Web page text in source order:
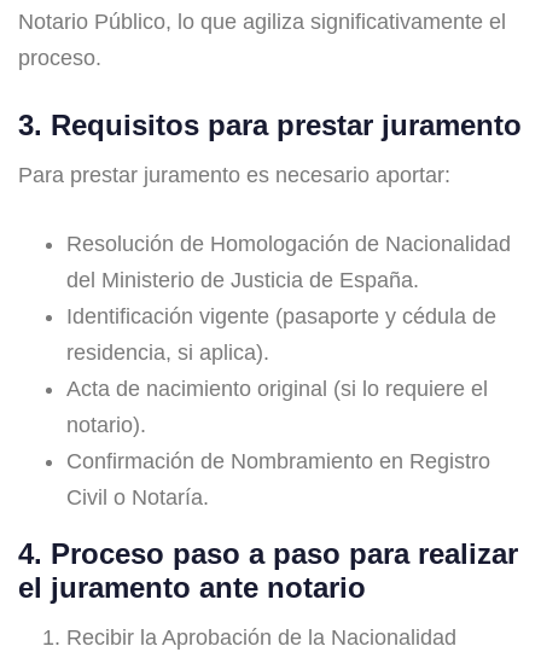
Notario Público, lo que agiliza significativamente el
proceso.
3. Requisitos para prestar juramento
Para prestar juramento es necesario aportar:
Resolución de Homologación de Nacionalidad
del Ministerio de Justicia de España.
Identificación vigente (pasaporte y cédula de
residencia, si aplica).
Acta de nacimiento original (si lo requiere el
notario).
Confirmación de Nombramiento en Registro
Civil o Notaría.
4. Proceso paso a paso para realizar
el juramento ante notario
Recibir la Aprobación de la Nacionalidad